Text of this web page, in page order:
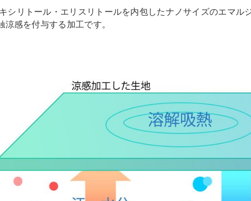
シリトール・エリスリトールを内包したナノサイズのエマル
涼感を付与する加工です。